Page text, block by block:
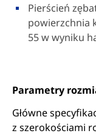
Pierścień
powierzchnia
55 w wyniku
Parametry
Główne
z szerokościami